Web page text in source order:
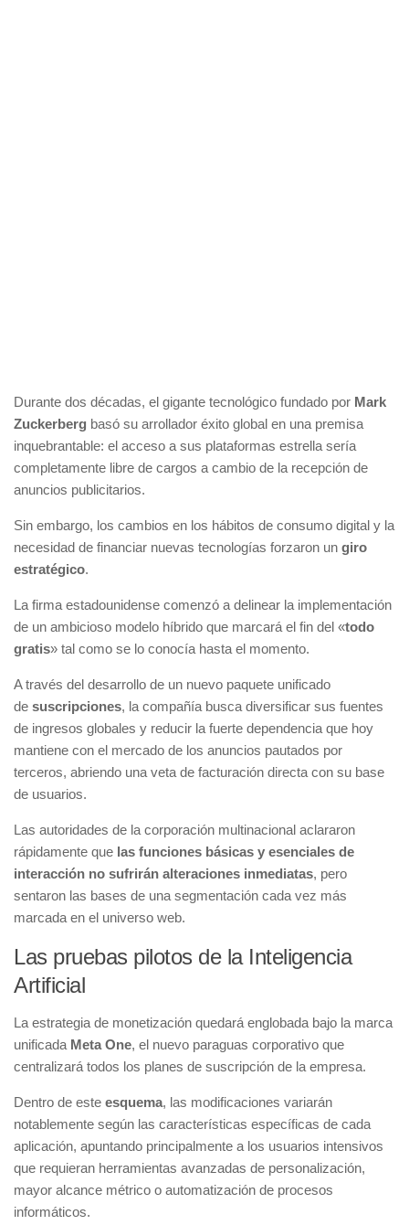
Durante dos décadas, el gigante tecnológico fundado por Mark
Zuckerberg basó su arrollador éxito global en una premisa
inquebrantable: el acceso a sus plataformas estrella sería
completamente libre de cargos a cambio de la recepción de
anuncios publicitarios.
Sin embargo, los cambios en los hábitos de consumo digital y la
necesidad de financiar nuevas tecnologías forzaron un giro
estratégico.
La firma estadounidense comenzó a delinear la implementación
de un ambicioso modelo híbrido que marcará el fin del «todo
gratis» tal como se lo conocía hasta el momento.
A través del desarrollo de un nuevo paquete unificado
de suscripciones, la compañía busca diversificar sus fuentes
de ingresos globales y reducir la fuerte dependencia que hoy
mantiene con el mercado de los anuncios pautados por
terceros, abriendo una veta de facturación directa con su base
de usuarios.
Las autoridades de la corporación multinacional aclararon
rápidamente que las funciones básicas y esenciales de
interacción no sufrirán alteraciones inmediatas, pero
sentaron las bases de una segmentación cada vez más
marcada en el universo web.
Las pruebas pilotos de la Inteligencia
Artificial
La estrategia de monetización quedará englobada bajo la marca
unificada Meta One, el nuevo paraguas corporativo que
centralizará todos los planes de suscripción de la empresa.
Dentro de este esquema, las modificaciones variarán
notablemente según las características específicas de cada
aplicación, apuntando principalmente a los usuarios intensivos
que requieran herramientas avanzadas de personalización,
mayor alcance métrico o automatización de procesos
informáticos.